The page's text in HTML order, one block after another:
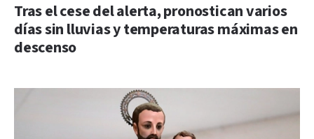
Tras el cese del alerta, pronostican varios
días sin lluvias y temperaturas máximas en
descenso